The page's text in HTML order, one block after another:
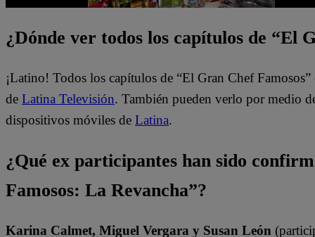
¿Dónde ver todos los capítulos de “El
¡Latino! Todos los capítulos de “El Gran Chef
de Latina Televisión. También pueden verlo por medio
dispositivos móviles de Latina.
¿Qué ex participantes han sido
Famosos: La Revancha”?
Karina Calmet, Miguel Vergara y Susan León